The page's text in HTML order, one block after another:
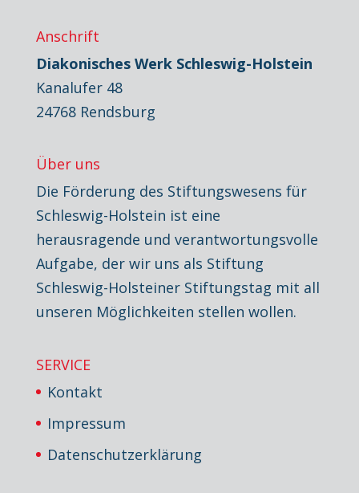
Anschrift
Diakonisches Werk Schleswig-Holstein
Kanalufer 48
24768 Rendsburg
Über uns
Die Förderung des Stiftungswesens für
Schleswig-Holstein ist eine
herausragende und verantwortungsvolle
Aufgabe, der wir uns als Stiftung
Schleswig-Holsteiner Stiftungstag mit all
unseren Möglichkeiten stellen wollen.
SERVICE
Kontakt
Impressum
Datenschutzerklärung